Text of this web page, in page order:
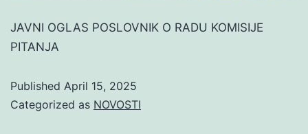
JAVNI OGLAS POSLOVNIK O RADU KOMISIJE
PITANJA
Published April 15, 2025
Categorized as NOVOSTI